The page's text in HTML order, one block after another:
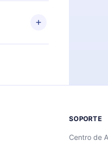
momento
SOPORTE
Centro de